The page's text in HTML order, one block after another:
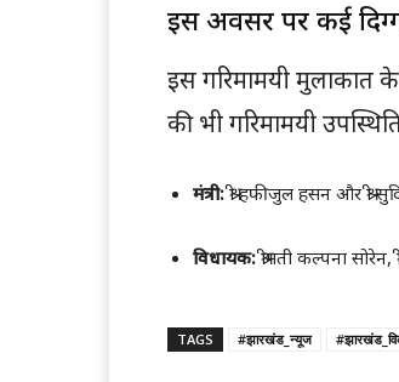
इस अवसर पर कई
इस गरिमामयी मुलाकात
की भी गरिमामयी
मंत्री:श्री हफीजुल हसन और श्री
विधायक:श्रीमती कल्पना सोरेन,
TAGS #झारखंड_न्यूज